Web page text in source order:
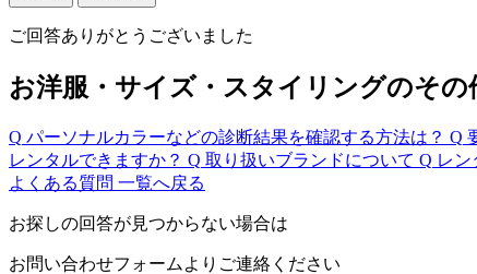
ご回答ありがとうございました
お洋服・サイズ・スタイリングのその
Q パーソナルカラーなどの診断結果を確認する方法は？ Q
レンタルできますか？ Q 取り扱いブランドについて Q レン
よくある質問 一覧へ戻る
お探しの回答が見つからない場合は
お問い合わせフォームよりご連絡ください